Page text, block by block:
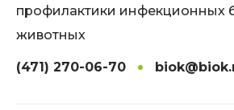
профилактики инфекционных
животных
(471) 270-06-70